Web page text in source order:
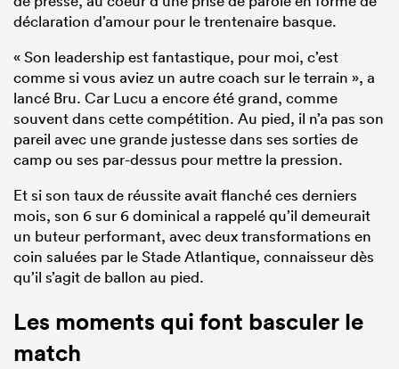
déclaration d’amour pour le trentenaire basque.
« Son leadership est fantastique, pour moi, c’est
comme si vous aviez un autre coach sur le terrain », a
lancé Bru. Car Lucu a encore été grand, comme
souvent dans cette compétition. Au pied, il n’a pas son
pareil avec une grande justesse dans ses sorties de
camp ou ses par-dessus pour mettre la pression.
Et si son taux de réussite avait flanché ces derniers
mois, son 6 sur 6 dominical a rappelé qu’il demeurait
un buteur performant, avec deux transformations en
coin saluées par le Stade Atlantique, connaisseur dès
qu’il s’agit de ballon au pied.
Les moments qui font basculer le
match